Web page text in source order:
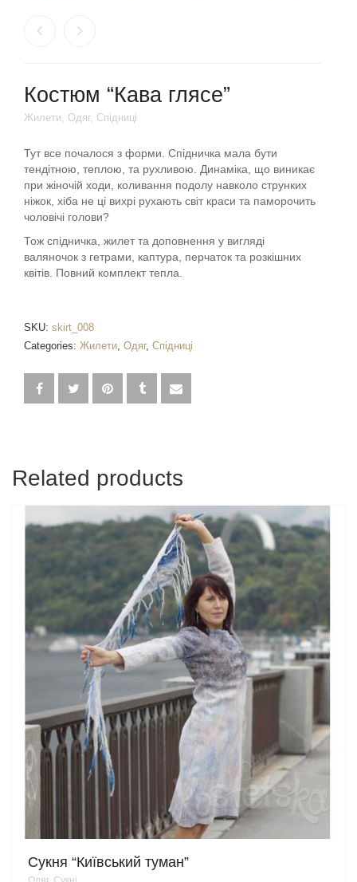
Костюм “Кава глясе”
Жилети, Одяг, Спідниці
Тут все почалося з форми. Спідничка мала бути
тендітною, теплою, та рухливою. Динаміка, що виникає
при жіночій ходи, коливання подолу навколо струнких
ніжок, хіба не ці вихрі рухають світ краси та паморочить
чоловічі голови?
Тож спідничка, жилет та доповнення у вигляді
валяночок з гетрами, каптура, перчаток та розкішних
квітів. Повний комплект тепла.
SKU: skirt_008
Categories: Жилети Одяг, Спідниці
Related products
Сукня “Київський туман”